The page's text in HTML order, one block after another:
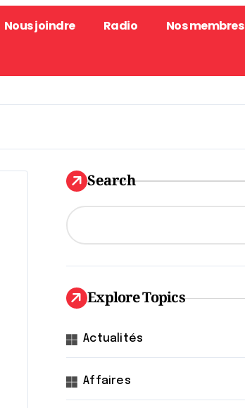
Nous joindre Radio
Nos membres
Search
Explore Topics
Actualités
Affaires